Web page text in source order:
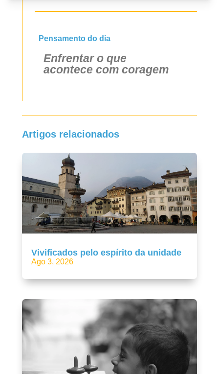
Pensamento do dia
Enfrentar o que
acontece com coragem
Artigos relacionados
Vivificados pelo espírito da unidade
Ago 3, 2026